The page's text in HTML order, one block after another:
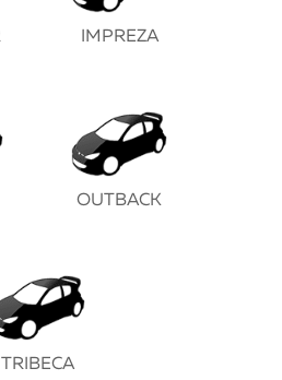
IMPREZA
OUTBACK
TRIBECA